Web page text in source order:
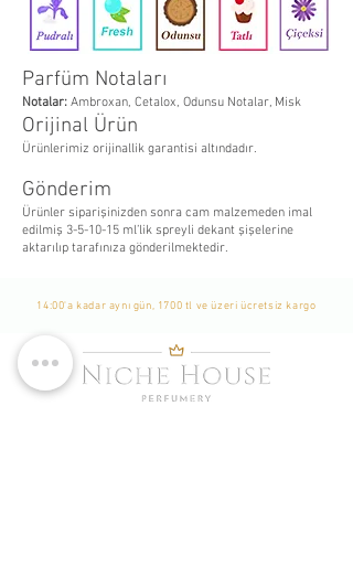
Parfüm Notaları
Notalar: Ambroxan, Cetalox, Odunsu Notalar, Misk
Orijinal Ürün
Ürünlerimiz orijinallik garantisi altındadır.
Gönderim
Ürünler siparişinizden sonra cam malzemeden imal
edilmiş 3-5-10-15 ml’lik spreyli dekant şişelerine
aktarılıp tarafınıza gönderilmektedir.
14:00'a kadar aynı gün, 1700 tl ve üzeri ücretsiz kargo